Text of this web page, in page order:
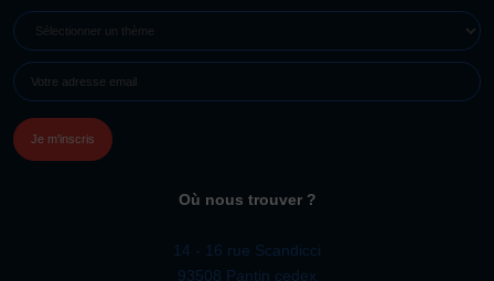
Prise de licence
JE SOUHAITE TROUVER UN COMITÉ
JE SOUHAITE ADHÉRER
Affiliation
Honorabilité
Certificat Médical
UN
(NÉCESSAIRE)
MAIL
Où nous trouver ?
14 - 16 rue Scandicci
93508 Pantin cedex